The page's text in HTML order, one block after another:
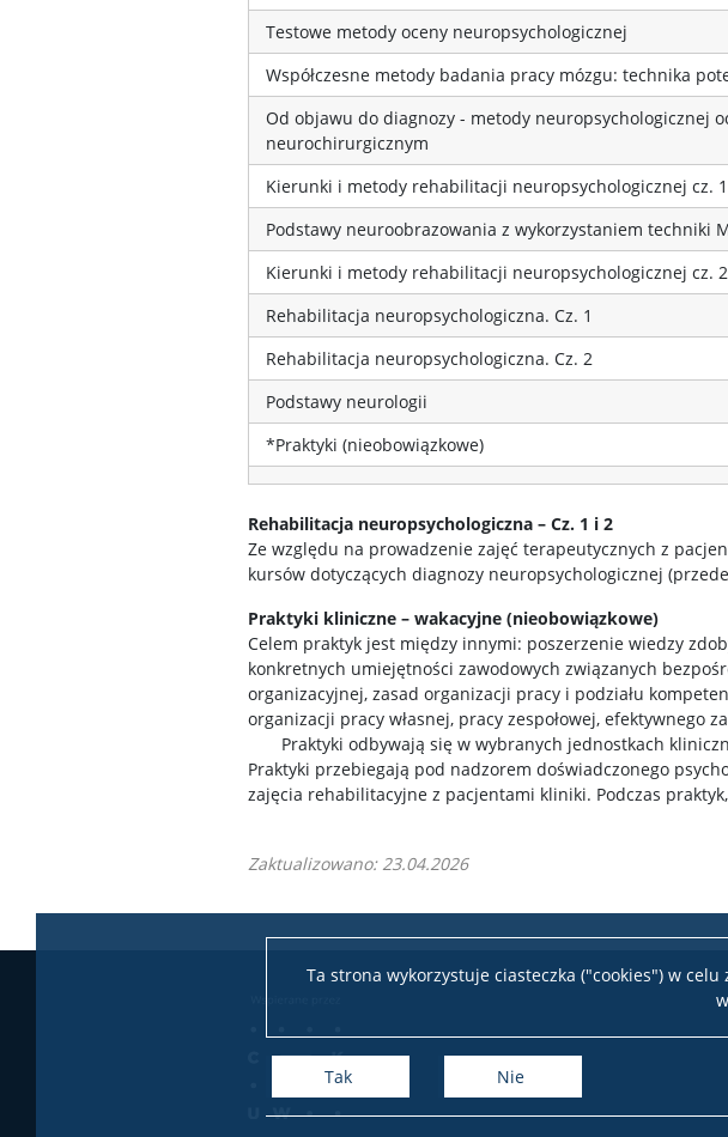
Ta strona wykorzystuje ciasteczka ("cookies") w
Tak Nie
Testowe metody oceny neuropsychologicznej
Współczesne metody badania pracy mózgu: technika
Od objawu do diagnozy - metody neuropsychologicznej
neurochirurgicznym
Kierunki i metody rehabilitacji neuropsychologicznej cz. 1
Podstawy neuroobrazowania z wykorzystaniem techniki
Kierunki i metody rehabilitacji neuropsychologicznej cz. 2
Rehabilitacja neuropsychologiczna. Cz. 1
Rehabilitacja neuropsychologiczna. Cz. 2
Podstawy neurologii
*Praktyki (nieobowiązkowe)
Rehabilitacja neuropsychologiczna – Cz. 1 i 2
Ze względu na prowadzenie zajęć terapeutycznych z
kursów dotyczących diagnozy neuropsychologicznej
Praktyki kliniczne – wakacyjne (nieobowiązkowe)
Celem praktyk jest między innymi: poszerzenie wiedzy
konkretnych umiejętności zawodowych związanych
organizacyjnej, zasad organizacji pracy i podziału
organizacji pracy własnej, pracy zespołowej, efektywnego
Praktyki odbywają się w wybranych jednostkach
Praktyki przebiegają pod nadzorem doświadczonego
zajęcia rehabilitacyjne z pacjentami kliniki. Podczas
Zaktualizowano: 23.04.2026